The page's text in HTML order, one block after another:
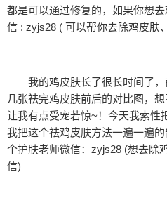
都是可以通过修复的，如果你想
信 : zyjs28 ( 可以帮你去除鸡皮肤
我的鸡皮肤长了很长时间了
几张祛完鸡皮肤前后的对比图，想
让我有点受宠若惊~！今天我索性
我把这个祛鸡皮肤方法一遍一遍
个护肤老师微信：zyjs28 (想去除
信)